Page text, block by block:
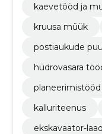
kaevetööd ja
kruusa müük
postiaukude
hüdrovasara
planeerimistööd
kalluriteenus
ekskavaator-